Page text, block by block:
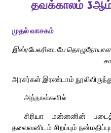
தவக்காலம் 3ஆம்
முதல் வாசகம்
இஸ்ரயேலரிடையே
அரசர்கள் இரண்டாம்
அந்நாள்களில்
சிரியா மன்னனின்
தலைவனிடம் சிறப்பும்